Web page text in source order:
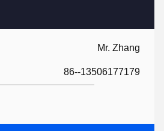
Mr. Zhang
86--13506177179